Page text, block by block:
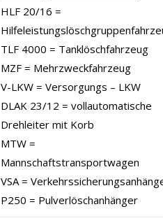
HLF 20/16 =
TLF 4000 = Tanklöschfahrzeug
MZF = Mehrzweckfahrzeug
V-LKW = Versorgungs – LKW
DLAK 23/12 = vollautomatische
Drehleiter mit Korb
MTW =
Mannschaftstransportwagen
VSA =
P250 = Pulverlöschanhänger